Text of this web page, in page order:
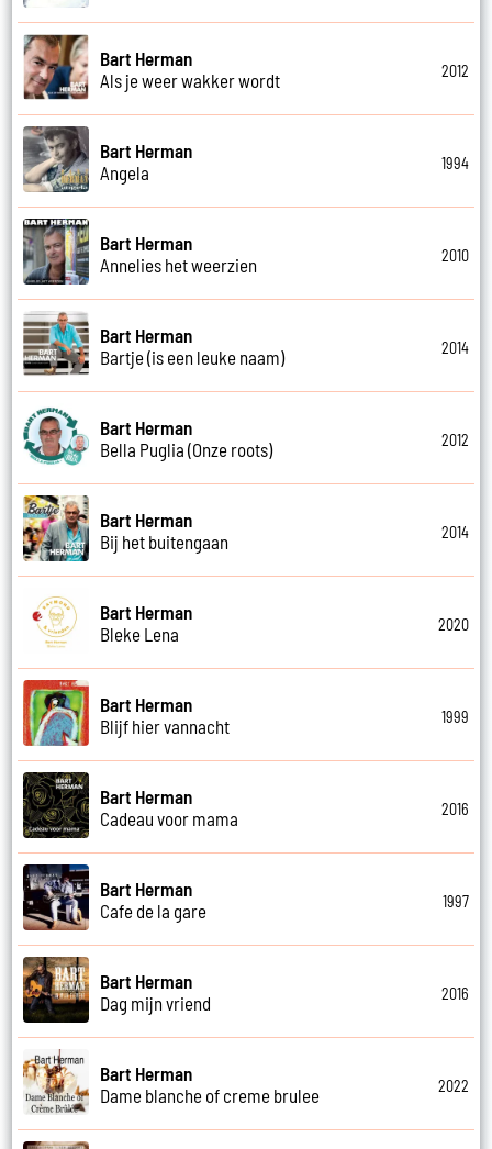
Bart Herman
Als je weer wakker wordt
2012
Bart Herman
Angela
1994
Bart Herman
Annelies het weerzien
2010
Bart Herman
Bartje (is een leuke naam)
2014
Bart Herman
Bella Puglia (Onze roots)
2012
Bart Herman
Bij het buitengaan
2014
Bart Herman
Bleke Lena
2020
Bart Herman
Blijf hier vannacht
1999
Bart Herman
Cadeau voor mama
2016
Bart Herman
Cafe de la gare
1997
Bart Herman
Dag mijn vriend
2016
Bart Herman
Dame blanche of creme brulee
2022